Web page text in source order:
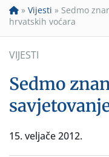
» Vijesti » Sedmo
hrvatskih voćara
VIJESTI
Sedmo
15. veljače 2012.